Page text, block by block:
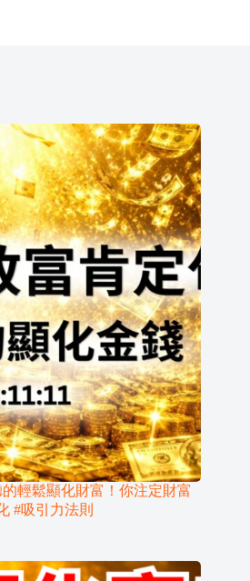
輕鬆顯化財富！你注定財富
#吸引力法則